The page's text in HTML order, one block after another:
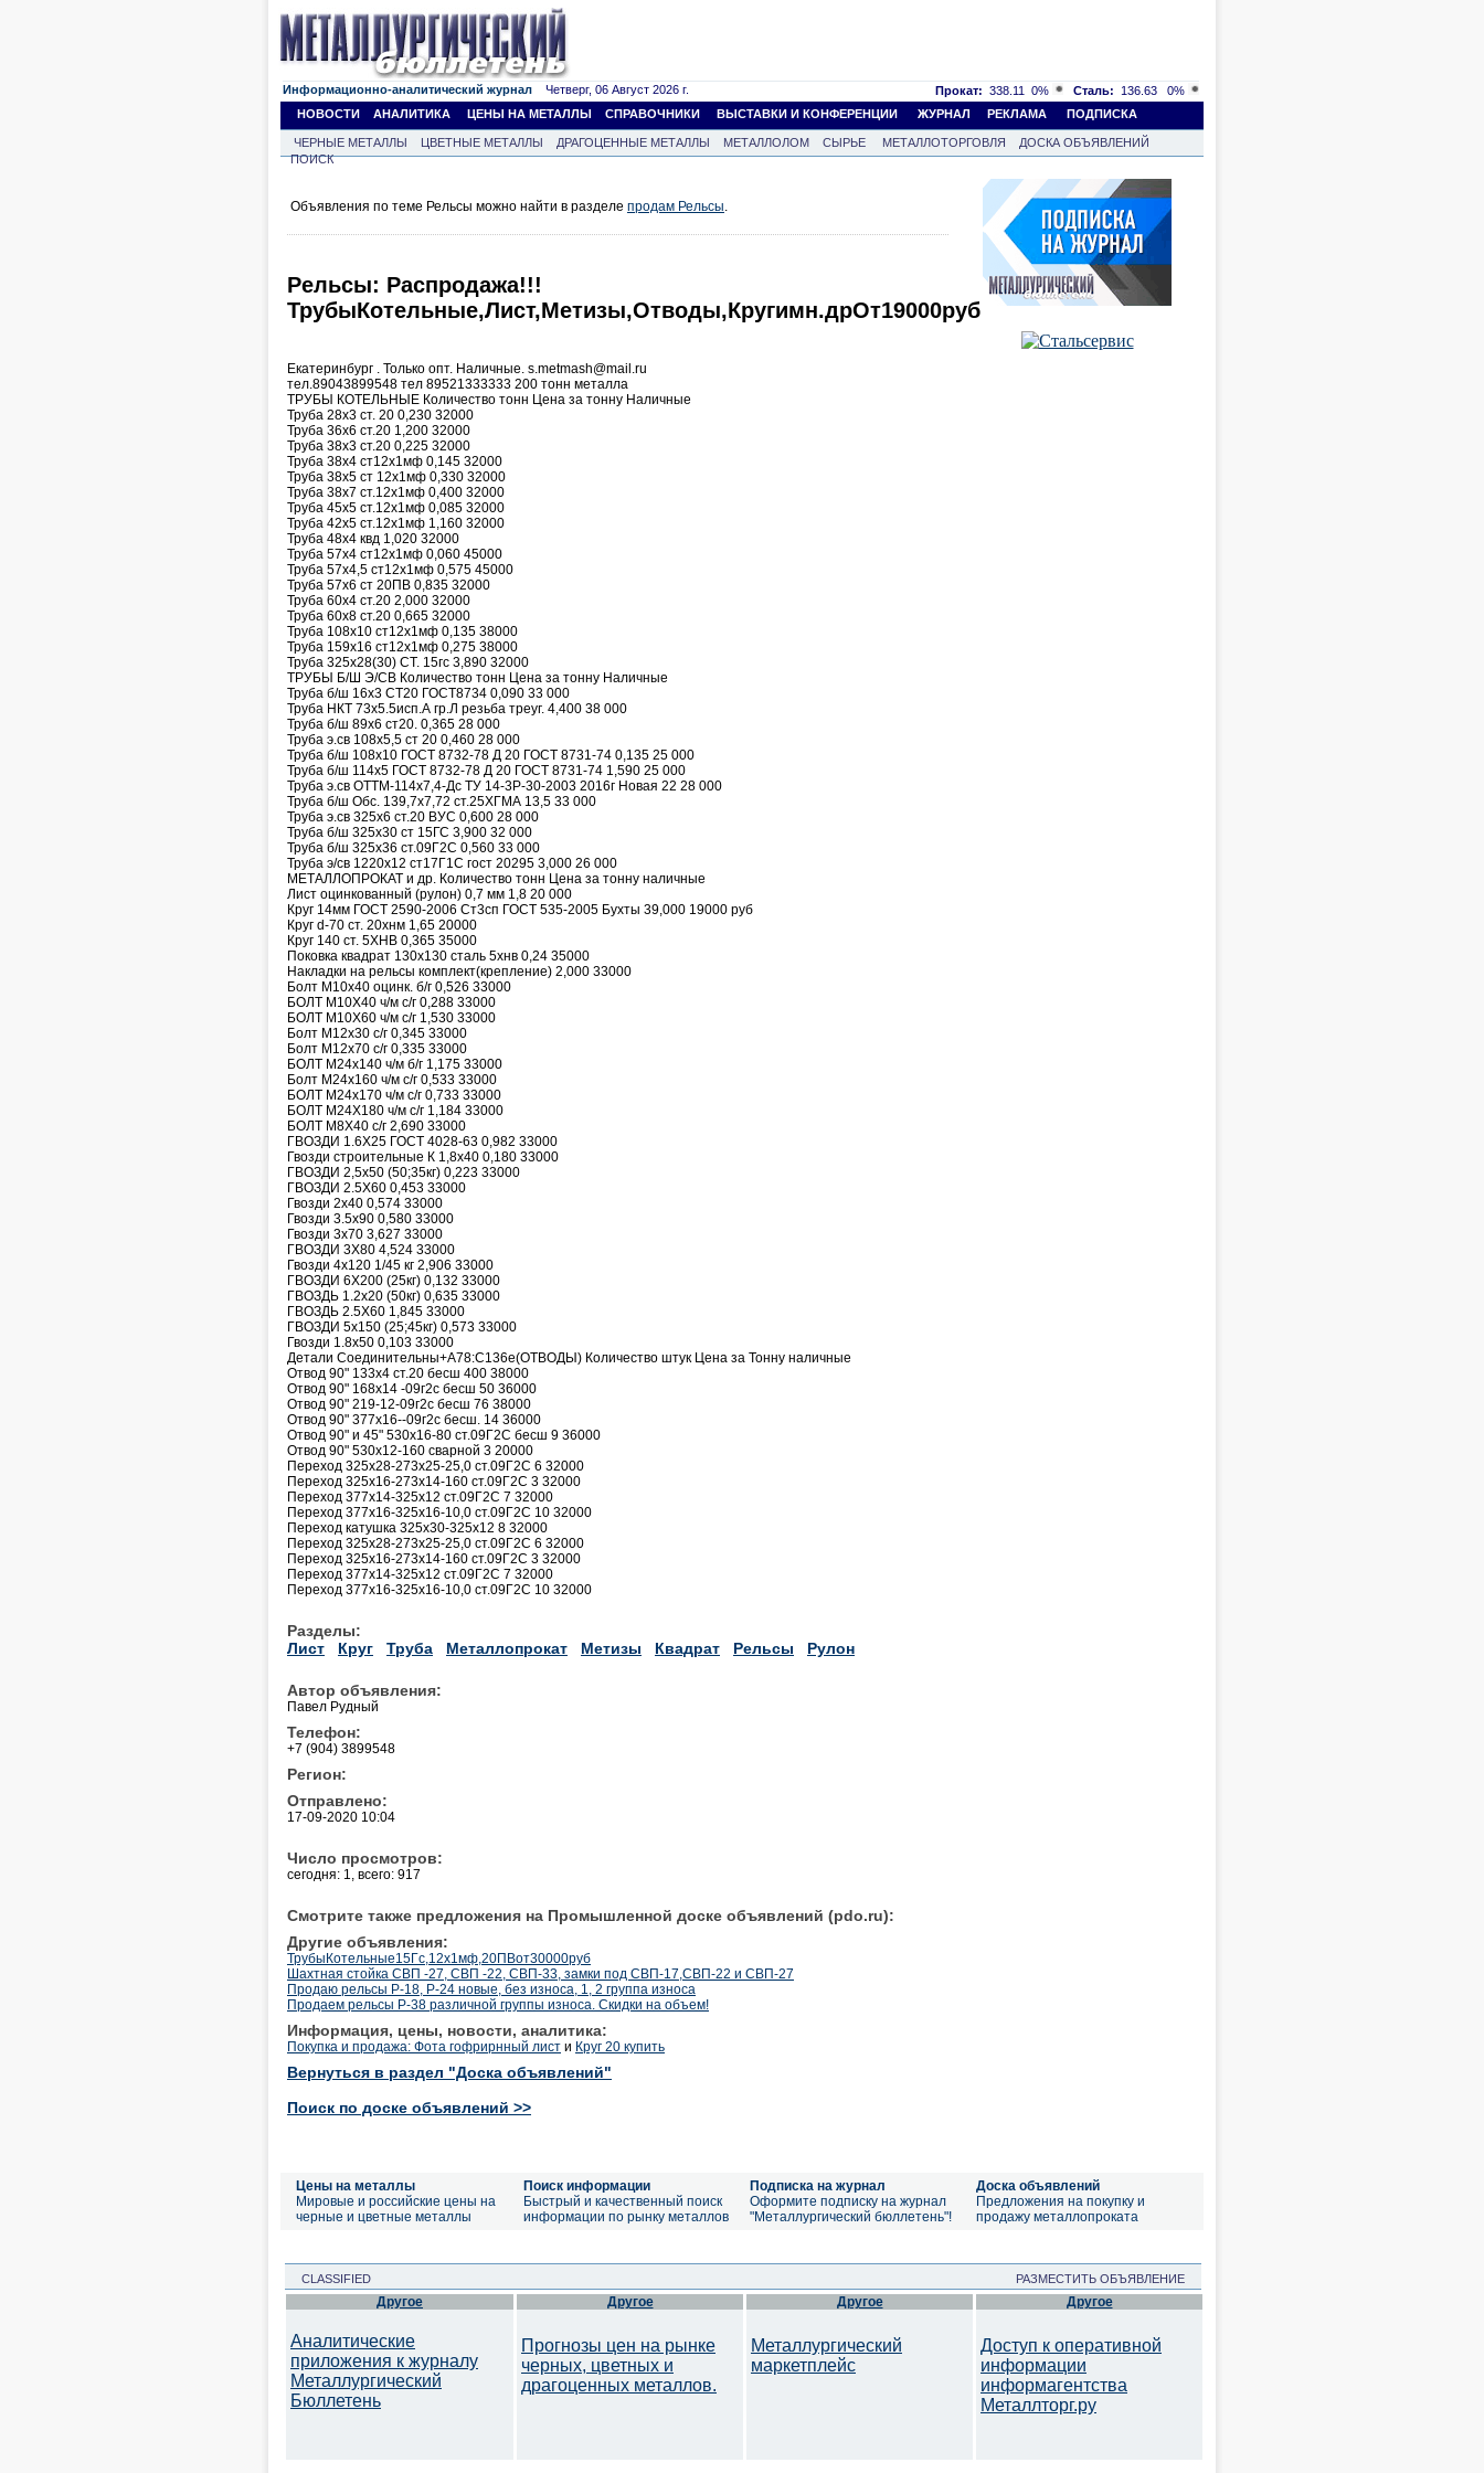
Информационно-аналитический журнал Четверг, 06 Август 2026 г. Прокат: 338.11 0% Сталь: 136.63
0%
НОВОСТИ
АНАЛИТИКА ЦЕНЫ НА МЕТАЛЛЫ СПРАВОЧНИКИ ВЫСТАВКИ И КОНФЕРЕНЦИИ ЖУРНАЛ РЕКЛАМА ПОДПИСКА
ЧЕРНЫЕ МЕТАЛЛЫ ЦВЕТНЫЕ МЕТАЛЛЫ ДРАГОЦЕННЫЕ МЕТАЛЛЫ МЕТАЛЛОЛОМ СЫРЬЕ МЕТАЛЛОТОРГОВЛЯ
ДОСКА ОБЪЯВЛЕНИЙ
ПОИСК
Объявления по теме Рельсы можно найти в разделе продам Рельсы.
Рельсы: Распродажа!!!
ТрубыКотельные,Лист,Метизы,Отводы,Кругимн.дрОт19000руб
Екатеринбург . Только опт. Наличные. s.metmash@mail.ru
тел.89043899548 тел 89521333333 200 тонн металла
ТРУБЫ КОТЕЛЬНЫЕ Количество тонн Цена за тонну Наличные
Труба 28х3 ст. 20 0,230 32000
Труба 36х6 ст.20 1,200 32000
Труба 38х3 ст.20 0,225 32000
Труба 38х4 ст12х1мф 0,145 32000
Труба 38х5 ст 12х1мф 0,330 32000
Труба 38х7 ст.12х1мф 0,400 32000
Труба 45х5 ст.12х1мф 0,085 32000
Труба 42х5 ст.12х1мф 1,160 32000
Труба 48х4 квд 1,020 32000
Труба 57х4 ст12х1мф 0,060 45000
Труба 57х4,5 ст12х1мф 0,575 45000
Труба 57х6 ст 20ПВ 0,835 32000
Труба 60х4 ст.20 2,000 32000
Труба 60х8 ст.20 0,665 32000
Труба 108х10 ст12х1мф 0,135 38000
Труба 159х16 ст12х1мф 0,275 38000
Труба 325х28(30) СТ. 15гс 3,890 32000
ТРУБЫ Б/Ш Э/СВ Количество тонн Цена за тонну Наличные
Труба б/ш 16х3 СТ20 ГОСТ8734 0,090 33 000
Труба НКТ 73х5.5исп.А гр.Л резьба треуг. 4,400 38 000
Труба б/ш 89х6 ст20. 0,365 28 000
Труба э.св 108х5,5 ст 20 0,460 28 000
Труба б/ш 108х10 ГОСТ 8732-78 Д 20 ГОСТ 8731-74 0,135 25 000
Труба б/ш 114х5 ГОСТ 8732-78 Д 20 ГОСТ 8731-74 1,590 25 000
Труба э.св ОТТМ-114х7,4-Дс ТУ 14-3Р-30-2003 2016г Новая 22 28 000
Труба б/ш Обс. 139,7х7,72 ст.25ХГМА 13,5 33 000
Труба э.св 325х6 ст.20 ВУС 0,600 28 000
Труба б/ш 325х30 ст 15ГС 3,900 32 000
Труба б/ш 325х36 ст.09Г2С 0,560 33 000
Труба э/св 1220х12 ст17Г1С гост 20295 3,000 26 000
МЕТАЛЛОПРОКАТ и др. Количество тонн Цена за тонну наличные
Лист оцинкованный (рулон) 0,7 мм 1,8 20 000
Круг 14мм ГОСТ 2590-2006 Ст3сп ГОСТ 535-2005 Бухты 39,000 19000 руб
Круг d-70 ст. 20хнм 1,65 20000
Круг 140 ст. 5ХНВ 0,365 35000
Поковка квадрат 130х130 сталь 5хнв 0,24 35000
Накладки на рельсы комплект(крепление) 2,000 33000
Болт М10х40 оцинк. б/г 0,526 33000
БОЛТ М10Х40 ч/м с/г 0,288 33000
БОЛТ М10Х60 ч/м с/г 1,530 33000
Болт М12х30 с/г 0,345 33000
Болт М12х70 с/г 0,335 33000
БОЛТ М24х140 ч/м б/г 1,175 33000
Болт М24х160 ч/м с/г 0,533 33000
БОЛТ М24х170 ч/м с/г 0,733 33000
БОЛТ М24Х180 ч/м с/г 1,184 33000
БОЛТ М8Х40 с/г 2,690 33000
ГВОЗДИ 1.6X25 ГОСТ 4028-63 0,982 33000
Гвозди строительные К 1,8х40 0,180 33000
ГВОЗДИ 2,5х50 (50;35кг) 0,223 33000
ГВОЗДИ 2.5Х60 0,453 33000
Гвозди 2х40 0,574 33000
Гвозди 3.5х90 0,580 33000
Гвозди 3х70 3,627 33000
ГВОЗДИ 3Х80 4,524 33000
Гвозди 4х120 1/45 кг 2,906 33000
ГВОЗДИ 6Х200 (25кг) 0,132 33000
ГВОЗДЬ 1.2х20 (50кг) 0,635 33000
ГВОЗДЬ 2.5X60 1,845 33000
ГВОЗДИ 5х150 (25;45кг) 0,573 33000
Гвозди 1.8х50 0,103 33000
Детали Соединительны+A78:C136е(ОТВОДЫ) Количество штук Цена за Тонну наличные
Отвод 90" 133х4 ст.20 бесш 400 38000
Отвод 90" 168х14 -09г2с бесш 50 36000
Отвод 90" 219-12-09г2с бесш 76 38000
Отвод 90" 377х16--09г2с бесш. 14 36000
Отвод 90" и 45" 530х16-80 ст.09Г2С бесш 9 36000
Отвод 90" 530х12-160 сварной 3 20000
Пеpеход 325х28-273х25-25,0 ст.09Г2С 6 32000
Переход 325х16-273х14-160 ст.09Г2С 3 32000
Переход 377х14-325х12 ст.09Г2С 7 32000
Переход 377х16-325х16-10,0 ст.09Г2С 10 32000
Переход катушка 325х30-325х12 8 32000
Пеpеход 325х28-273х25-25,0 ст.09Г2С 6 32000
Переход 325х16-273х14-160 ст.09Г2С 3 32000
Переход 377х14-325х12 ст.09Г2С 7 32000
Переход 377х16-325х16-10,0 ст.09Г2С 10 32000
Разделы:
Лист
Круг Труба Металлопрокат Метизы Квадрат Рельсы Рулон
Автор объявления:
Павел Рудный
Телефон:
+7 (904) 3899548
Регион:
Отправлено:
17-09-2020 10:04
Число просмотров:
сегодня: 1, всего: 917
Смотрите также предложения на Промышленной доске объявлений (pdo.ru):
Другие объявления:
ТрубыКотельные15Гс,12х1мф,20ПВот30000руб
Шахтная стойка СВП -27, СВП -22, СВП-33, замки под СВП-17,СВП-22 и СВП-27
Продаю рельсы Р-18, Р-24 новые, без износа, 1, 2 группа износа
Продаем рельсы Р-38 различной группы износа. Скидки на объем!
Информация, цены, новости, аналитика:
Покупка и продажа: Фота гофрирнный лист и Круг 20 купить
Вернуться в раздел "Доска объявлений"
Поиск по доске объявлений >>
Цены на металлы
Мировые и российские цены на
черные и цветные металлы
Поиск информации
Быстрый и качественный поиск
информации по рынку металлов
Подписка на журнал
Оформите подписку на журнал
"Металлургический бюллетень"!
Доска объявлений
Предложения на покупку и
продажу металлопроката
CLASSIFIED РАЗМЕСТИТЬ ОБЪЯВЛЕНИЕ
Другое
Аналитические
приложения к журналу
Металлургический
Бюллетень
Другое
Прогнозы цен на рынке
черных, цветных и
драгоценных металлов.
Другое
Металлургический
маркетплейс
Другое
Доступ к оперативной
информации
информагентства
Металлторг.ру